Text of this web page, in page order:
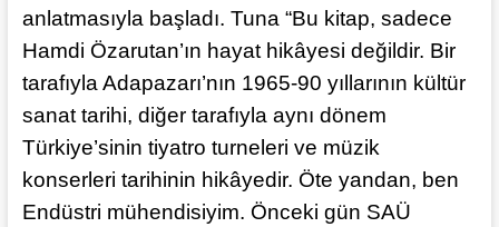
anlatmasıyla başladı. Tuna “Bu kitap, sadece
Hamdi Özarutan’ın hayat hikâyesi değildir. Bir
tarafıyla Adapazarı’nın 1965-90 yıllarının kültür
sanat tarihi, diğer tarafıyla aynı dönem
Türkiye’sinin tiyatro turneleri ve müzik
konserleri tarihinin hikâyedir. Öte yandan, ben
Endüstri mühendisiyim. Önceki gün SAÜ